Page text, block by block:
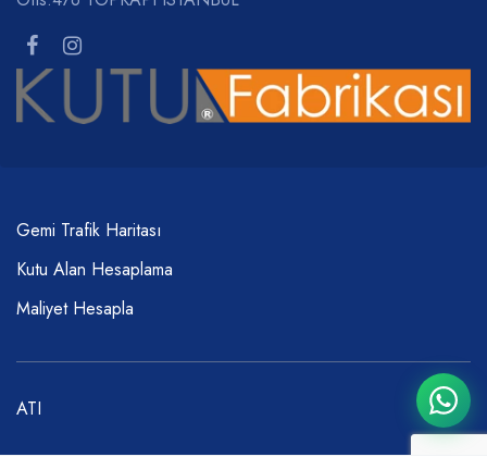
Gemi Trafik Haritası
Kutu Alan Hesaplama
Maliyet Hesapla
ATI